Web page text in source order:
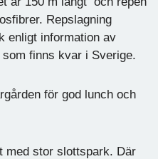
Repslagning
enligt information av
finns kvar i Sverige.
för god lunch och
med stor slottspark. Där